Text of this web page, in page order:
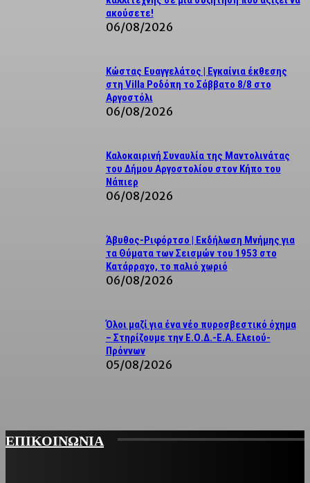
ακούσετε!
06/08/2026
Κώστας Ευαγγελάτος | Εγκαίνια έκθεσης
στη Villa Ροδόπη το Σάββατο 8/8 στο
Αργοστόλι
06/08/2026
Καλοκαιρινή Συναυλία της Μαντολινάτας
του Δήμου Αργοστολίου στον Κήπο του
Νάπιερ
06/08/2026
Άβυθος-Ριφόρτσο | Εκδήλωση Μνήμης για
τα Θύματα των Σεισμών του 1953 στο
Κατάρραχο, το παλιό χωριό
06/08/2026
Όλοι μαζί για ένα νέο πυροσβεστικό όχημα
– Στηρίζουμε την Ε.Ο.Δ.-Ε.Α. Ελειού-
Πρόννων
05/08/2026
ΕΠΙΚΟΙΝΩΝΙΑ